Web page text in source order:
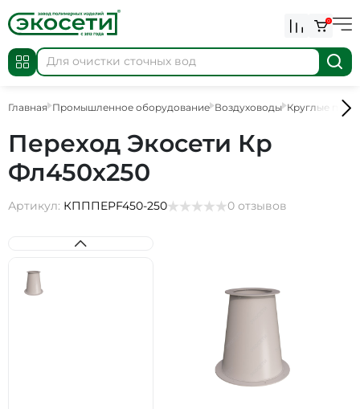
0
Главная Промышленное оборудование Воздуховоды Круглые
Переход Экосети Кр
Фл450х250
Артикул: КПППEPF450-250 0 отзывов